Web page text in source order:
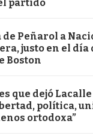
partido
de Peñarol a
justo en el día
Boston
que dejó Lacalle
política,
ortodoxa”